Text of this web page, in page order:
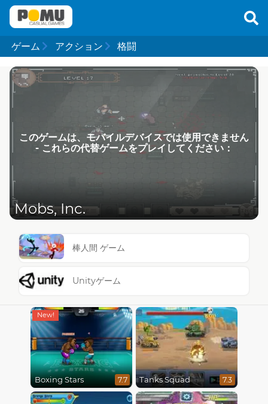
ゲーム アクション 格闘
このゲームは、モバイルデバイスでは使用できません
- これらの代替ゲームをプレイしてください：
Mobs, Inc.
棒人間 ゲーム
Unityゲーム
Boxing Stars 7.7 Tanks Squad 7.3